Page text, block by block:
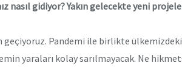
nasıl gidiyor? Yakın gelecekte yeni
geçiyoruz. Pandemi ile birlikte
yaraları kolay sarılmayacak. Ne